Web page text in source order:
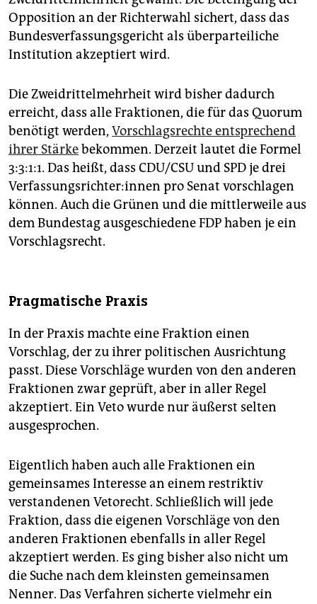
Opposition an der Richterwahl sichert, dass das
Bundesverfassungsgericht als überparteiliche
Institution akzeptiert wird.
Die Zweidrittelmehrheit wird bisher dadurch
erreicht, dass alle Fraktionen, die für das Quorum
benötigt werden, Vorschlagsrechte entsprechend
ihrer Stärkebekommen. Derzeit lautet die Formel
3:3:1:1. Das heißt, dass CDU/CSU und SPD je drei
Ver­fas­sungs­rich­te­r:in­nen pro Senat vorschlagen
können. Auch die Grünen und die mittlerweile aus
dem Bundestag ausgeschiedene FDP haben je ein
Vorschlagsrecht.
Pragmatische Praxis
In der Praxis machte eine Fraktion einen
Vorschlag, der zu ihrer politischen Ausrichtung
passt. Diese Vorschläge wurden von den anderen
Fraktionen zwar geprüft, aber in aller Regel
akzeptiert. Ein Veto wurde nur äußerst selten
ausgesprochen.
Eigentlich haben auch alle Fraktionen ein
gemeinsames Interesse an einem restriktiv
verstandenen Vetorecht. Schließlich will jede
Fraktion, dass die eigenen Vorschläge von den
anderen Fraktionen ebenfalls in aller Regel
akzeptiert werden. Es ging bisher also nicht um
die Suche nach dem kleinsten gemeinsamen
Nenner. Das Verfahren sicherte vielmehr ein